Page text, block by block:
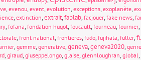
, evenou, event, evolution, exceptions, exoplanète,
, extinction,extrait,fablab, facjouer, fake news,
, fofana, fondation hugot, foucault, fourneau, fournier,
, front national, frontieres, fudo, fujihata, fuller,
, gemme, generative,geneva,geneva2020, genre
, giraud, giuseppelongo, glaise, glennloughran, global,